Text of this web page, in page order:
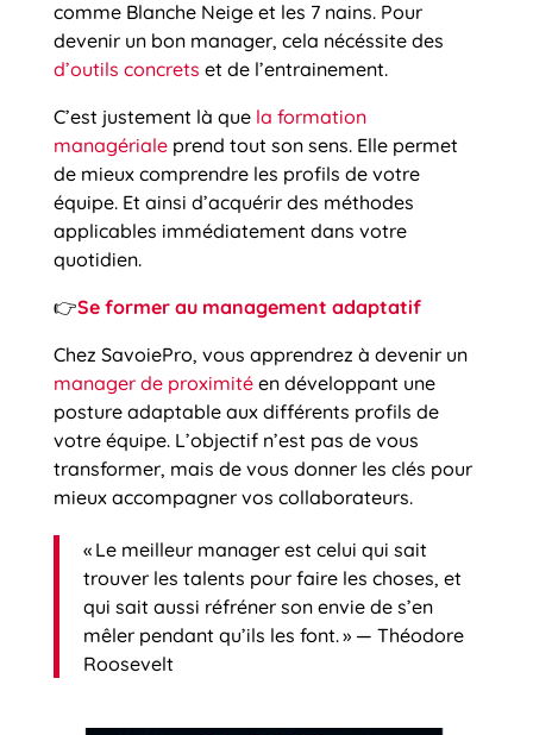
comme Blanche Neige et les 7 nains. Pour
devenir un bon manager, cela nécéssite des
d’outils concrets et de l’entrainement.
C’est justement là que la formation
managérialeprend tout son sens. Elle permet
de mieux comprendre les profils de votre
équipe. Et ainsi d’acquérir des méthodes
applicables immédiatement dans votre
quotidien.
👉Se former au management adaptatif
Chez SavoiePro, vous apprendrez à devenir un
manager de proximitéen développant une
posture adaptable aux différents profils de
votre équipe. L’objectif n’est pas de vous
transformer, mais de vous donner les clés pour
mieux accompagner vos collaborateurs.
« Le meilleur manager est celui qui sait
trouver les talents pour faire les choses, et
qui sait aussi réfréner son envie de s’en
mêler pendant qu’ils les font. » — Théodore
Roosevelt